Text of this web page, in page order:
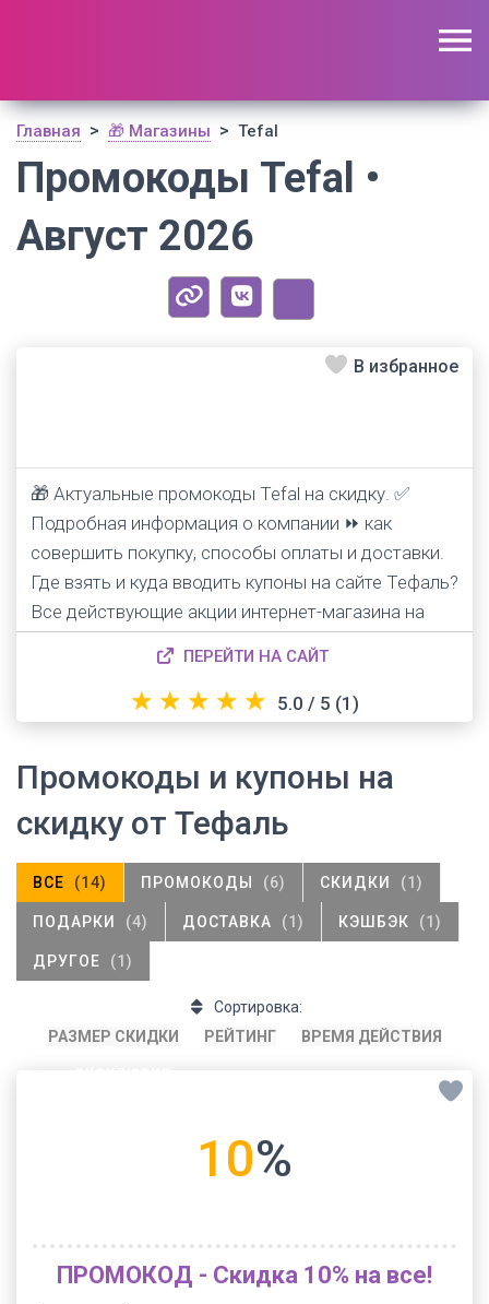
Главная > 🎁 Магазины > Tefal
Промокоды Tefal •
Август 2026
🎁 Актуальные промокоды Tefal на скидку. ✅
Подробная информация о компании ⏩ как
совершить покупку, способы оплаты и доставки.
Где взять и куда вводить купоны на сайте Тефаль?
Все действующие акции интернет-магазина на
первый и повторный заказ.
ПЕРЕЙТИ НА САЙТ
★ ★ ★ ★ ★ 5.0 / 5 (1)
В избранное
Промокоды и купоны на
скидку от Тефаль
ВСЕ (14) ПРОМОКОДЫ (6) СКИДКИ (1)
ПОДАРКИ (4) ДОСТАВКА (1) КЭШБЭК (1)
ДРУГОЕ (1)
Сортировка:
РАЗМЕР СКИДКИ
РЕЙТИНГ ВРЕМЯ ДЕЙСТВИЯ
10%
ПРОМОКОД - Скидка 10% на все!